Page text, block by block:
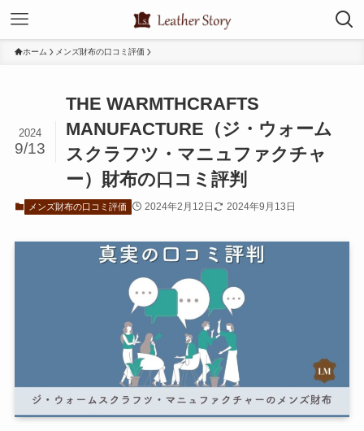
ホーム メンズ財布の口コミ評価
THE WARMTHCRAFTS
MANUFACTURE（ジ・ウォーム
スクラフツ・マニュファクチャ
ー）財布の口コミ評判
2024
9/13
メンズ財布の口コミ評価 2024年2月12日 2024年9月13日